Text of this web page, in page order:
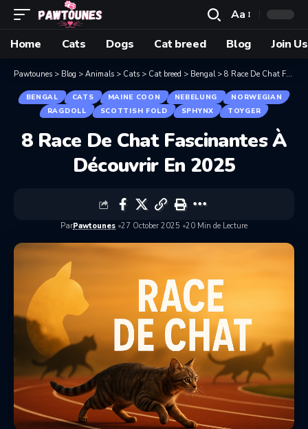
Aa
Home
Cats Dogs Cat breed Blog Join
Pawtounes > Blog > Animals > Cats > Cat breed > Bengal> 8 Race De Chat Fascinantes À Découvrir En 2025
BENGAL CATS MAINE COON NEBELUNG
NORWEGIAN
RAGDOLL
SCOTTISH FOLD SPHYNX TOYGER
8 Race De Chat Fascinantes À
Découvrir En 2025
ParPawtounes 27 October 2025 20 Min de Lecture